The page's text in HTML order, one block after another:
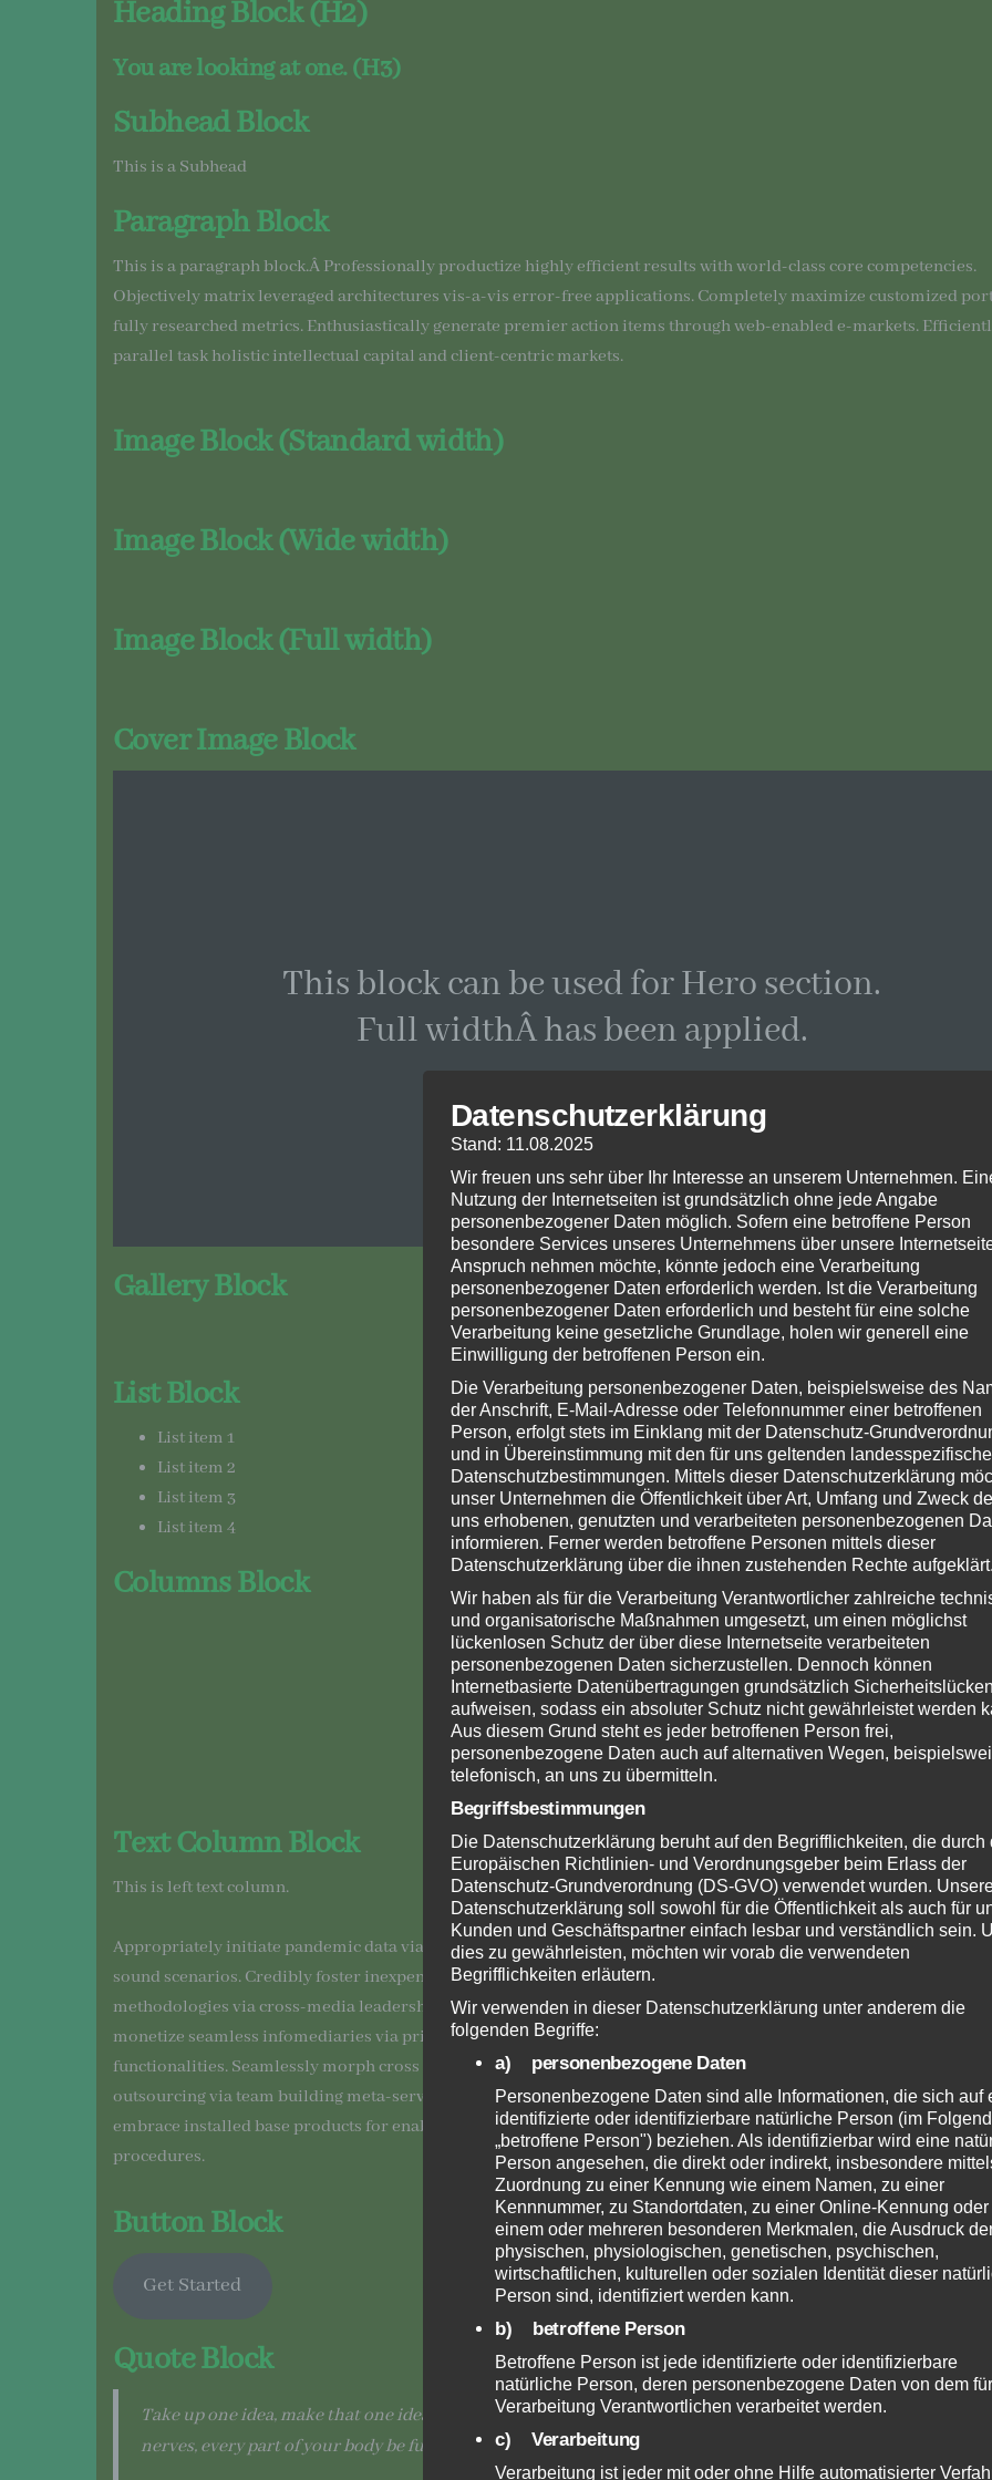
Heading Block (H2)
You are looking at one. (H3)
Subhead Block
This is a Subhead
Paragraph Block
This is a paragraph block.Â Professionally productize highly efficient results with world-class core competencies.
Objectively matrix leveraged architectures vis-a-vis error-free applications. Completely maximize customized
fully researched metrics. Enthusiastically generate premier action items through web-enabled e-markets.
parallel task holistic intellectual capital and client-centric markets.
Image Block (Standardwidth)
Image Block (Widewidth)
Image Block (Full width)
Cover Image Block
This block can be used for Hero section.
Full widthÂ has been applied.
Gallery Block
List Block
List item 1
List item 2
List item 3
List item 4
Columns Block
Phosfluorescently morph intuitive relationships
customer directed human capital. Dynamically
turnkey information whereas orthogonal processes.
Assertively deliver superior leadership skills
holistic outsourcing. Enthusiastically iterate enabled
practices vis-a-vis 24/365 communities.
Text Column Block
This is left text column.
Appropriately initiate pandemic data via economically
sound scenarios. Credibly foster inexpensive
methodologies via cross-media leadership. Dramatically
monetize seamless infomediaries via principle-centered
functionalities. Seamlessly morph cross functional
outsourcing via team building meta-services. Intrinsicly
embrace installed base products for enabled testing
procedures.
This is right text column.
Completely disintermediate user friendly content
covalent core competencies. Enthusiastically seize
intermandated alignments for resource sucking
through resource maximizing benefits. Efficiently
top-line vortals through distributed interfaces.
engage performance based mindshare with best-of-
outsourcing.
Button Block
Get Started
Quote Block
Take up one idea, make that one idea your life. Think of it, dream of it, Live on that idea let the brain, muscles,
nerves, every part of your body be full of that idea, and just leave every other idea alone. This is the way to
Datenschutzerklärung
Stand: 11.08.2025
Wir freuen uns sehr über Ihr Interesse an unserem Unternehmen.
Nutzung der Internetseiten ist grundsätzlich ohne jede Angabe
personenbezogener Daten möglich. Sofern eine betroffene Person
besondere Services unseres Unternehmens über unsere
Anspruch nehmen möchte, könnte jedoch eine Verarbeitung
personenbezogener Daten erforderlich werden. Ist die Verarbeitung
personenbezogener Daten erforderlich und besteht für eine solche
Verarbeitung keine gesetzliche Grundlage, holen wir generell eine
Einwilligung der betroffenen Person ein.
Die Verarbeitung personenbezogener Daten, beispielsweise des
der Anschrift, E-Mail-Adresse oder Telefonnummer einer betroffenen
Person, erfolgt stets im Einklang mit der Datenschutz-
und in Übereinstimmung mit den für uns geltenden
Datenschutzbestimmungen. Mittels dieser Datenschutzerklärung
unser Unternehmen die Öffentlichkeit über Art, Umfang und Zweck
uns erhobenen, genutzten und verarbeiteten personenbezogenen
informieren. Ferner werden betroffene Personen mittels dieser
Datenschutzerklärung über die ihnen zustehenden Rechte aufgeklärt.
Wir haben als für die Verarbeitung Verantwortlicher zahlreiche
und organisatorische Maßnahmen umgesetzt, um einen möglichst
lückenlosen Schutz der über diese Internetseite verarbeiteten
personenbezogenen Daten sicherzustellen. Dennoch können
Internetbasierte Datenübertragungen grundsätzlich Sicherheitslücken
aufweisen, sodass ein absoluter Schutz nicht gewährleistet werden
Aus diesem Grund steht es jeder betroffenen Person frei,
personenbezogene Daten auch auf alternativen Wegen,
telefonisch, an uns zu übermitteln.
Begriffsbestimmungen
Die Datenschutzerklärung beruht auf den Begrifflichkeiten, die durch
Europäischen Richtlinien- und Verordnungsgeber beim Erlass der
Datenschutz-Grundverordnung (DS-GVO) verwendet wurden.
Datenschutzerklärung soll sowohl für die Öffentlichkeit als auch für
Kunden und Geschäftspartner einfach lesbar und verständlich sein.
dies zu gewährleisten, möchten wir vorab die verwendeten
Begrifflichkeiten erläutern.
Wir verwenden in dieser Datenschutzerklärung unter anderem die
folgenden Begriffe:
a) personenbezogene Daten
Personenbezogene Daten sind alle Informationen, die sich auf
identifizierte oder identifizierbare natürliche Person (im
„betroffene Person") beziehen. Als identifizierbar wird eine
Person angesehen, die direkt oder indirekt, insbesondere
Zuordnung zu einer Kennung wie einem Namen, zu einer
Kennnummer, zu Standortdaten, zu einer Online-Kennung oder
einem oder mehreren besonderen Merkmalen, die Ausdruck
physischen, physiologischen, genetischen, psychischen,
wirtschaftlichen, kulturellen oder sozialen Identität dieser
Person sind, identifiziert werden kann.
b) betroffene Person
Betroffene Person ist jede identifizierte oder identifizierbare
natürliche Person, deren personenbezogene Daten von dem
Verarbeitung Verantwortlichen verarbeitet werden.
c) Verarbeitung
Verarbeitung ist jeder mit oder ohne Hilfe automatisierter